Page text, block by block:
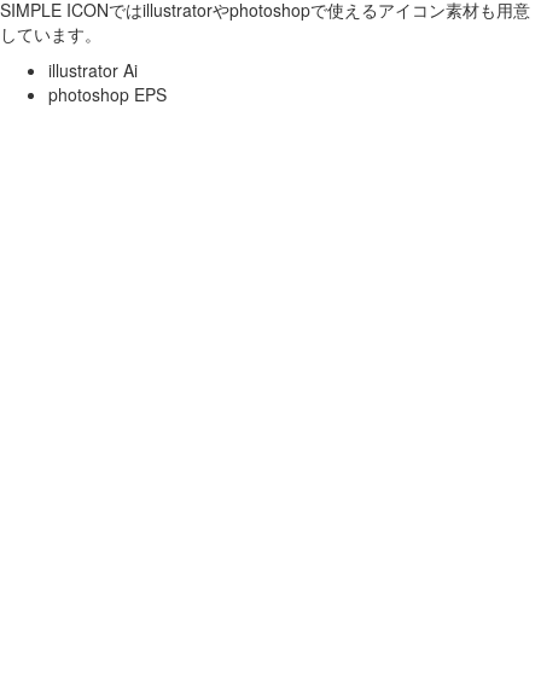
SIMPLE ICONではillustratorやphotoshopで使えるアイコン素材も用意
しています。
illustrator Ai
photoshop EPS